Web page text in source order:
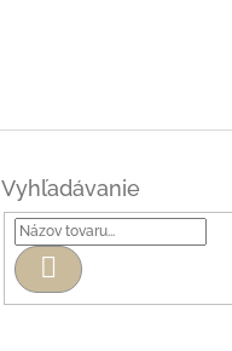
Vyhľadávanie
Hľadať